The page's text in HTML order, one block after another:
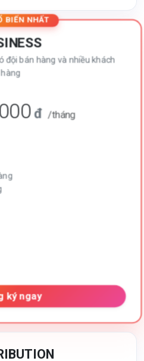
BIẾN NHẤT
đội bán hàng và nhiều khách
hàng
đ /tháng
ký ngay